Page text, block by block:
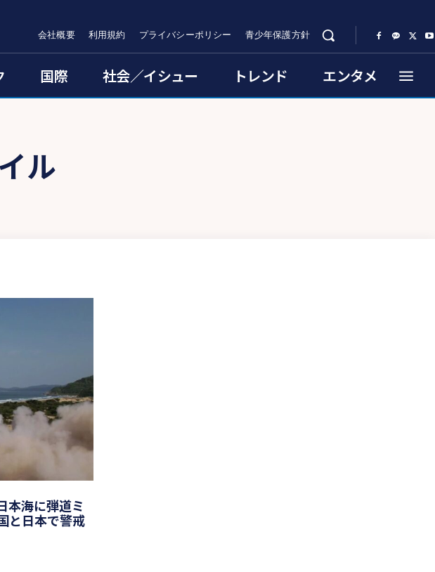
会社概要 利用規約 プライバシーポリシー 青少年保護方針
国際 社会／イシュー トレンド エンタメ
ル
本海に弾道ミ
と日本で警戒